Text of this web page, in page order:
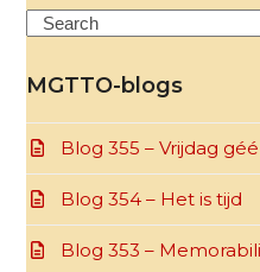
Search
MGTTO-blogs
Blog 355 – Vrijdag
Blog 354 – Het is tijd
Blog 353 –